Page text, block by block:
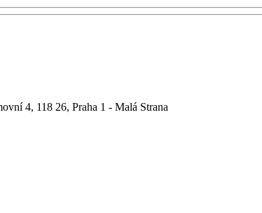
4, 118 26, Praha 1 - Malá Strana